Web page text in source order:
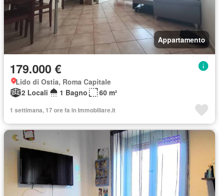
Appartamento
179.000 €
Lido di Ostia, Roma Capitale
2 Locali
1 Bagno 60 m²
1 settimana, 17 ore fa in Immobiliare.it